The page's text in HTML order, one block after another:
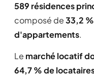
589 résidences
composé de33,2
d'appartements.
Le marché locatif
64,7 % de